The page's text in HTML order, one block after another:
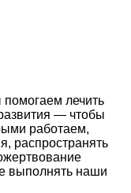
лечить
— чтобы
работаем,
распространять
выполнять наши